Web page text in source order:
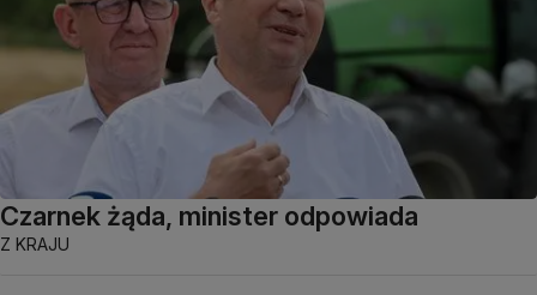
Czarnek żąda, minister odpowiada
Z KRAJU